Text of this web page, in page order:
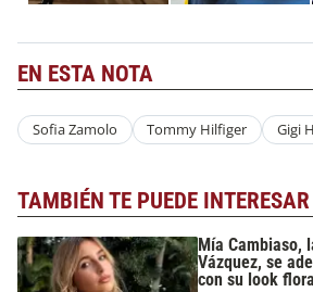
EN ESTA NOTA
Sofia Zamolo Tommy Hilfiger Gigi
TAMBIÉN TE PUEDE INTERESAR
Mía Cambiaso,
Vázquez, se
con su look